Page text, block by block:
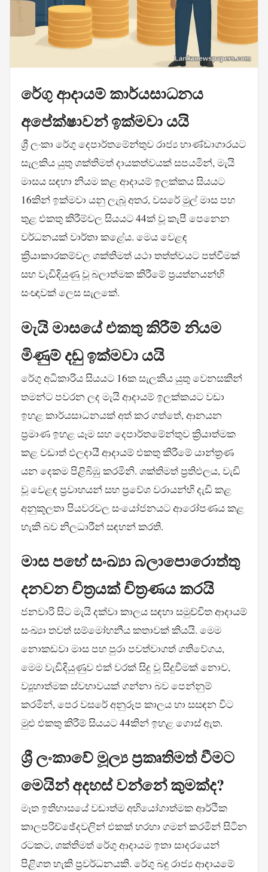
රේගු ආදායම් කාර්යසාධනය
අපේක්ෂාවන් ඉක්මවා යයි
ශ්‍රී ලංකා රේගු දෙපාර්තමේන්තුව රාජ්‍ය භාණ්ඩාගාරයට
සැලකිය යුතු ශක්තිමත් දායකත්වයක් සපයමින්, මැයි
මාසය සඳහා නියම කළ ආදායම් ඉලක්කය සියයට
16කින් ඉක්මවා යනු ලැබූ අතර, වසරේ මුල් මාස පහ
තුළ එකතු කිරීම්වල සියයට 44ක් වූ කැපී පෙනෙන
වර්ධනයක් වාර්තා කළේය. මෙය වෙළඳ
ක්‍රියාකාරකම්වල ශක්තිමත් යථා තත්ත්වයට පත්වීමක්
සහ වැඩිදියුණු වූ බලාත්මක කිරීමේ ප්‍රයත්නයන්හි
සංඥාවක් ලෙස සැලකේ.
මැයි මාසයේ එකතු කිරීම් නියම
මිණුම් දඬු ඉක්මවා යයි
රේගු අධිකාරිය සියයට 16ක සැලකිය යුතු වෙනසකින්
තමන්ට පවරන ලද මැයි ආදායම් ඉලක්කයට වඩා
ඉහළ කාර්යසාධනයක් අත් කර ගත්තේ, ආනයන
ප්‍රමාණ ඉහළ යෑම සහ දෙපාර්තමේන්තුව ක්‍රියාත්මක
කළ වඩාත් ඵලදායී ආදායම් එකතු කිරීමේ යාන්ත්‍රණ
යන දෙකම පිළිබිඹු කරමිනි. ශක්තිමත් ප්‍රතිඵලය, වැඩි
වූ වෙළඳ ප්‍රවාහයන් සහ ප්‍රවේශ වරායන්හි දැඩි කළ
අනුකූලතා පියවරවල සංයෝජනයට ආරෝපණය කළ
හැකි බව නිලධාරීන් සඳහන් කරති.
මාස පහේ සංඛ්‍යා බලාපොරොත්තු
දනවන චිත්‍රයක් චිත්‍රණය කරයි
ජනවාරි සිට මැයි දක්වා කාලය සඳහා සමුච්චිත ආදායම්
සංඛ්‍යා තවත් සම්මෝහනීය කතාවක් කියයි. මෙම
නොකඩවා මාස පහ පුරා පවත්වාගත් ගතිවේගය,
මෙම වැඩිදියුණුව එක් වරක් සිදු වූ සිදුවීමක් නොව,
ව්‍යූහාත්මක ස්වභාවයක් ගන්නා බව පෙන්නුම්
කරමින්, පෙර වසරේ අනුරූප කාලය හා සසඳන විට
මුළු එකතු කිරීම් සියයට 44කින් ඉහළ ගොස් ඇත.
ශ්‍රී ලංකාවේ මූල්‍ය ප්‍රකෘතිමත් වීමට
මෙයින් අදහස් වන්නේ කුමක්ද?
මෑත ඉතිහාසයේ වඩාත්ම අභියෝගාත්මක ආර්ථික
කාලපරිච්ඡේදවලින් එකක් හරහා ගමන් කරමින් සිටින
රටකට, ශක්තිමත් රේගු ආදායම ඉතා සාදරයෙන්
පිළිගත හැකි ප්‍රවර්ධනයකි. රේගු බදු රාජ්‍ය ආදායමේ